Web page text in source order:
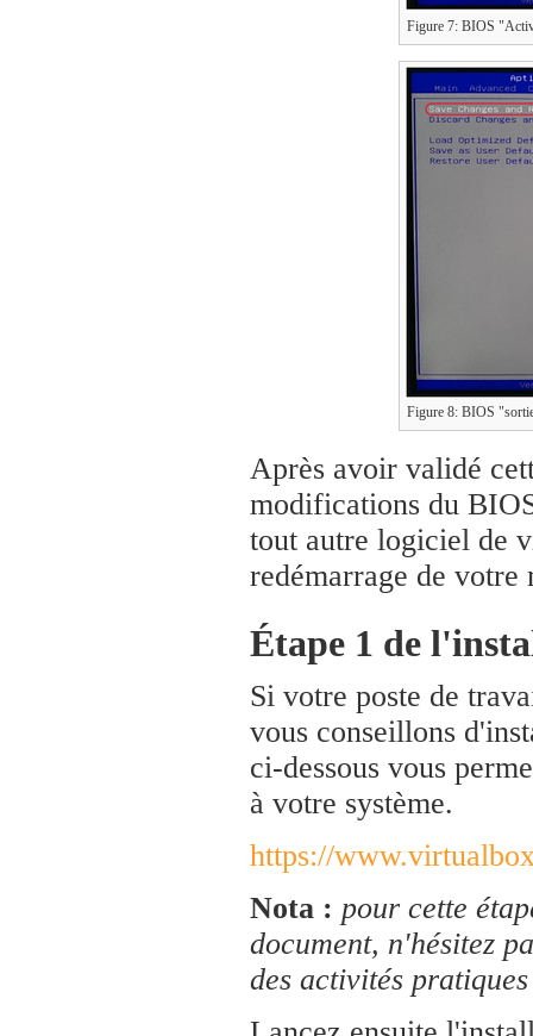
Figure 7: BIOS
Figure 8: BIOS
Après avoir validé
modifications du
tout autre logiciel de
redémarrage de votre
Étape 1 de
Si votre poste de
vous conseillons
ci-dessous vous
à votre système.
https://
Nota : pour cette
document, n'hésitez
des activités